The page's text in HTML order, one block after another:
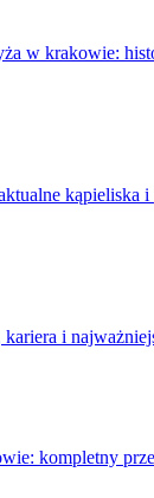
w krakowie:
kąpieliska
i
kompletny